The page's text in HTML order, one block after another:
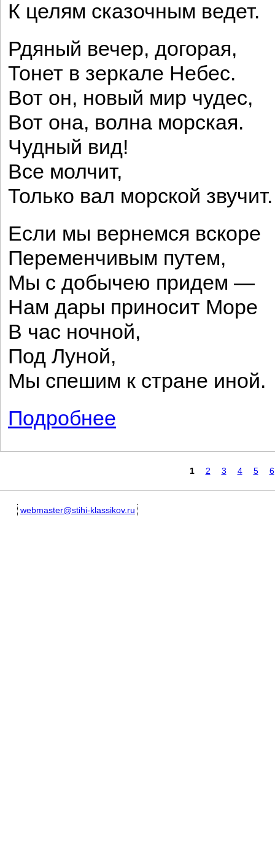
К целям сказочным ведет.
Рдяный вечер, догорая,
Тонет в зеркале Небес.
Вот он, новый мир чудес,
Вот она, волна морская.
Чудный вид!
Все молчит,
Только вал морской звучит.
Если мы вернемся вскоре
Переменчивым путем,
Мы с добычею придем —
Нам дары приносит Море
В час ночной,
Под Луной,
Мы спешим к стране иной.
Подробнее
1 2 3 4 5 6
webmaster@stihi-klassikov.ru